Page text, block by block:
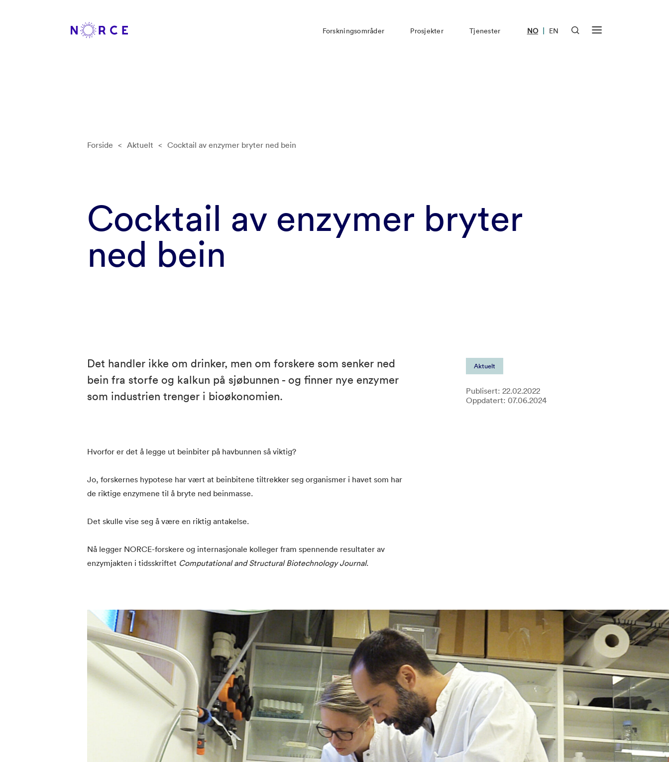
Forskningsområder Prosjekter Tjenester NO | EN
Forside < Aktuelt < Cocktail av enzymer bryter ned bein
Cocktail av enzymer bryter
ned bein
Aktuelt
Publisert: 22.02.2022
Oppdatert: 07.06.2024
Det handler ikke om drinker, men om forskere som senker ned
bein fra storfe og kalkun på sjøbunnen - og finner nye enzymer
som industrien trenger i bioøkonomien.
Hvorfor er det å legge ut beinbiter på havbunnen så viktig?
Jo, forskernes hypotese har vært at beinbitene tiltrekker seg organismer i havet som har
de riktige enzymene til å bryte ned beinmasse.
Det skulle vise seg å være en riktig antakelse.
Nå legger NORCE-forskere og internasjonale kolleger fram spennende resultater av
enzymjakten i tidsskriftet Computational and Structural Biotechnology Journal.